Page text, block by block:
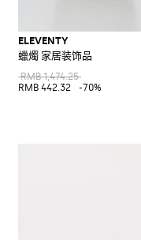
ELEVENTY
蠟燭 家居装饰品
RMB 1,474.25
RMB 442.32
-70%